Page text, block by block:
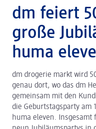
dm kosmetikstudio
Verantwortung
Lehre bei dm
Arbeiten bei dm
dm Logistik
dm Online Shop
dm feiert
große
huma
dm drogerie markt wird
genau dort, wo das dm
gemeinsam mit den
die Geburtstagsparty am
huma eleven. Insgesamt